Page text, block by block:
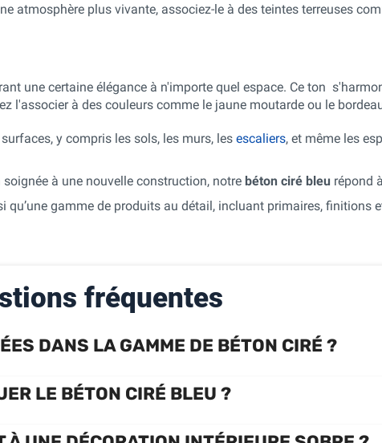
atmosphère plus vivante, associez-le à des teintes terreuses
une certaine élégance à n'importe quel espace. Ce ton
l'associer à des couleurs comme le jaune moutarde ou le
y compris les sols, les murs, les escaliers, et même les
à une nouvelle construction, notre béton ciré bleu répond
qu’une gamme de produits au détail, incluant primaires, finitions
fréquentes
DANS LA GAMME DE BÉTON CIRÉ ?
LE BÉTON CIRÉ BLEU ?